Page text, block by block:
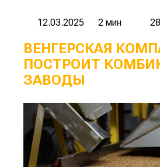
12.03.2025 2 мин
ВЕНГЕРСКАЯ
ПОСТРОИТ
ЗАВОДЫ